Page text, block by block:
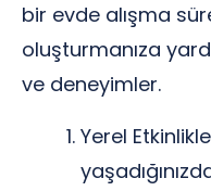
bir evde alışma
oluşturmanıza
ve deneyimler.
Yerel